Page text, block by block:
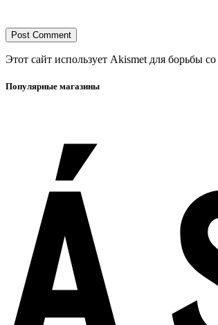
Этот сайт использует Akismet для борьбы
Популярные магазины